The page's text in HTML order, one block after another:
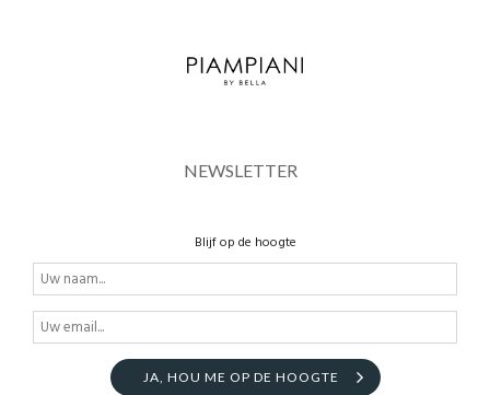
NEWSLETTER
Blijf op de hoogte
JA, HOU ME OP DE HOOGTE